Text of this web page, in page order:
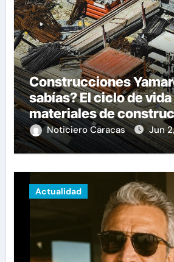
Construcciones
sabías? El ciclo de
materiales de
revoluciona eficiencia
proyectos modernos
Noticiero Caracas Jun
Actualidad